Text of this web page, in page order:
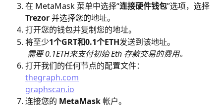
在 MetaMask 菜单中选择“连接硬件钱包”选项，选择
Trezor 并选择您的地址。
打开您的钱包并复制您的地址。
将至少1个GRT和0.1个ETH发送到该地址。
需要 0.1ETH来支付初始 Eth 存款交易的费用。
打开我们的任何节点的配置文件：
thegraph.com
graphscan.io
连接您的 MetaMask 帐户。